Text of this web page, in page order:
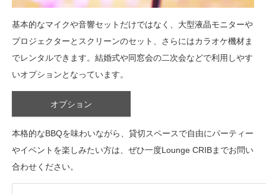
基本的なマイクや音響セットだけではなく、大型液晶モニターや
プロジェクターとスクリーンのセット、さらにはカラオケ機材ま
でレンタルできます。結婚式や同窓会の二次会などで利用しやす
いオプションとなっています。
オプション
本格的なBBQを味わいながら、貸切スペースで自由にパーティー
やイベントを楽しみたい方は、ぜひ一度Lounge CRIBまでお問い
合わせください。